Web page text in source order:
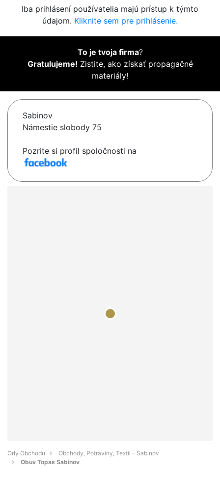
Iba prihlásení používatelia majú prístup k týmto
údajom. Kliknite sem pre prihlásenie.
To je tvoja firma?
Gratulujeme! Zistite, ako získať propagačné
materiály!
Sabinov
Námestie slobody 75
Pozrite si profil spoločnosti na
Orly Obchodu
Obchody, Potraviny, Textil - Sabinov
Obuv Topas Sabinov